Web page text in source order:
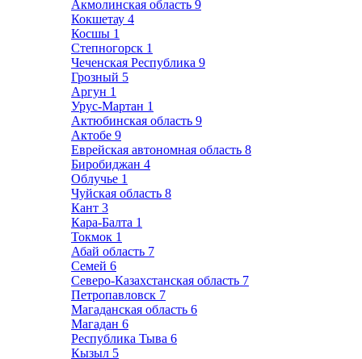
Акмолинская область 9
Кокшетау 4
Косшы 1
Степногорск 1
Чеченская Республика 9
Грозный 5
Аргун 1
Урус-Мартан 1
Актюбинская область 9
Актобе 9
Еврейская автономная область 8
Биробиджан 4
Облучье 1
Чуйская область 8
Кант 3
Кара-Балта 1
Токмок 1
Абай область 7
Семей 6
Северо-Казахстанская область 7
Петропавловск 7
Магаданская область 6
Магадан 6
Республика Тыва 6
Кызыл 5